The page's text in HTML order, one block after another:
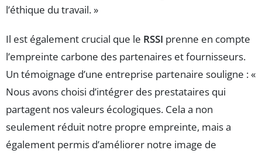
l’éthique du travail. »
Il est également crucial que le RSSI prenne en compte
l’empreinte carbone des partenaires et fournisseurs.
Un témoignage d’une entreprise partenaire souligne : «
Nous avons choisi d’intégrer des prestataires qui
partagent nos valeurs écologiques. Cela a non
seulement réduit notre propre empreinte, mais a
également permis d’améliorer notre image de